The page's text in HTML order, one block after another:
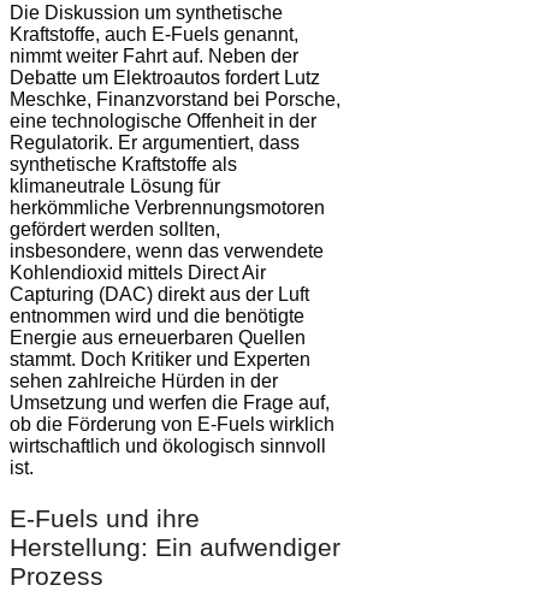
Die Diskussion um synthetische
Kraftstoffe, auch E-Fuels genannt,
nimmt weiter Fahrt auf. Neben der
Debatte um Elektroautos fordert Lutz
Meschke, Finanzvorstand bei Porsche,
eine technologische Offenheit in der
Regulatorik. Er argumentiert, dass
synthetische Kraftstoffe als
klimaneutrale Lösung für
herkömmliche Verbrennungsmotoren
gefördert werden sollten,
insbesondere, wenn das verwendete
Kohlendioxid mittels Direct Air
Capturing (DAC) direkt aus der Luft
entnommen wird und die benötigte
Energie aus erneuerbaren Quellen
stammt. Doch Kritiker und Experten
sehen zahlreiche Hürden in der
Umsetzung und werfen die Frage auf,
ob die Förderung von E-Fuels wirklich
wirtschaftlich und ökologisch sinnvoll
ist.
E-Fuels und ihre
Herstellung: Ein aufwendiger
Prozess